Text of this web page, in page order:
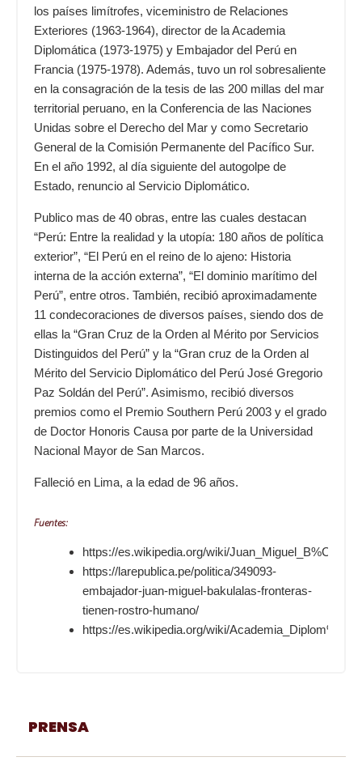
los países limítrofes, viceministro de Relaciones
Exteriores (1963-1964), director de la Academia
Diplomática (1973-1975) y Embajador del Perú en
Francia (1975-1978). Además, tuvo un rol sobresaliente
en la consagración de la tesis de las 200 millas del mar
territorial peruano, en la Conferencia de las Naciones
Unidas sobre el Derecho del Mar y como Secretario
General de la Comisión Permanente del Pacífico Sur.
En el año 1992, al día siguiente del autogolpe de
Estado, renuncio al Servicio Diplomático.
Publico mas de 40 obras, entre las cuales destacan
“Perú: Entre la realidad y la utopía: 180 años de política
exterior”, “El Perú en el reino de lo ajeno: Historia
interna de la acción externa”, “El dominio marítimo del
Perú”, entre otros. También, recibió aproximadamente
11 condecoraciones de diversos países, siendo dos de
ellas la “Gran Cruz de la Orden al Mérito por Servicios
Distinguidos del Perú” y la “Gran cruz de la Orden al
Mérito del Servicio Diplomático del Perú José Gregorio
Paz Soldán del Perú”. Asimismo, recibió diversos
premios como el Premio Southern Perú 2003 y el grado
de Doctor Honoris Causa por parte de la Universidad
Nacional Mayor de San Marcos.
Falleció en Lima, a la edad de 96 años.
Fuentes:
https://es.wikipedia.org/wiki/
https://larepublica.pe/politica/349093-
embajador-juan-miguel-bakulalas-fronteras-
tienen-rostro-humano/
https://es.wikipedia.org/wiki/
PRENSA